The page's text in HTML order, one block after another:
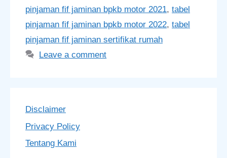
pinjaman fif jaminan bpkb motor 2021, tabel
pinjaman fif jaminan bpkb motor 2022, tabel
pinjaman fif jaminan sertifikat rumah
Leave a comment
Disclaimer
Privacy Policy
Tentang Kami